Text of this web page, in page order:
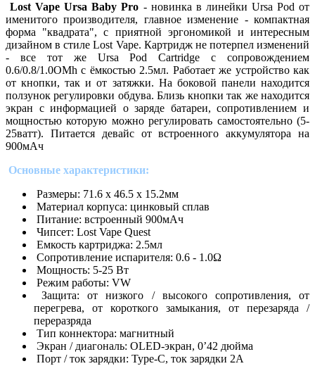
Lost Vape Ursa Baby Pro - новинка в линейки Ursa Pod от
именитого производителя, главное изменение - компактная
форма "квадрата", с приятной эргономикой и интересным
дизайном в стиле Lost Vape. Картридж не потерпел изменений
- все тот же Ursa Pod Cartridge с сопровождением
0.6/0.8/1.0OMh с ёмкостью 2.5мл. Работает же устройство как
от кнопки, так и от затяжки. На боковой панели находится
ползунок регулировки обдува. Близь кнопки так же находится
экран с информацией о заряде батареи, сопротивлением и
мощностью которую можно регулировать самостоятельно (5-
25ватт). Питается девайс от встроенного аккумулятора на
900мАч
Основные характеристики:
Размеры: 71.6 х 46.5 х 15.2мм
Материал корпуса: цинковый сплав
Питание: встроенный 900мАч
Чипсет: Lost Vape Quest
Емкость картриджа: 2.5мл
Сопротивление испарителя: 0.6 - 1.0Ω
Мощность: 5-25 Вт
Режим работы: VW
Защита: от низкого / высокого сопротивления, от
перегрева, от короткого замыкания, от перезаряда /
переразряда
Тип коннектора: магнитный
Экран / диагональ: OLED-экран, 0’42 дюйма
Порт / ток зарядки: Type-C, ток зарядки 2А